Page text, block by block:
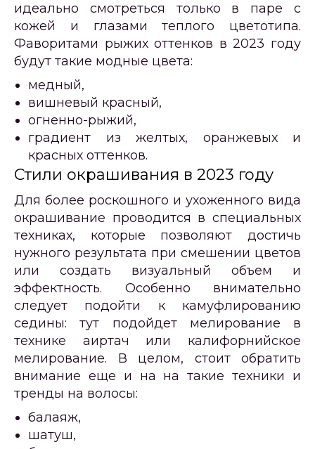
идеально смотреться только в паре с
кожей и глазами теплого цветотипа.
Фаворитами рыжих оттенков в 2023 году
будут такие модные цвета:
медный,
вишневый красный,
огненно-рыжий,
градиент из желтых, оранжевых и
красных оттенков.
Стили окрашивания в 2023 году
Для более роскошного и ухоженного вида
окрашивание проводится в специальных
техниках, которые позволяют достичь
нужного результата при смешении цветов
или создать визуальный объем и
эффектность. Особенно внимательно
следует подойти к камуфлированию
седины: тут подойдет мелирование в
технике аиртач или калифорнийское
мелирование. В целом, стоит обратить
внимание еще и на на такие техники и
тренды на волосы:
балаяж,
шатуш,